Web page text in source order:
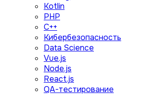
Kotlin
PHP
C++
Кибербезопасность
Data Science
Vue.js
Node.js
React.js
QA-тестирование